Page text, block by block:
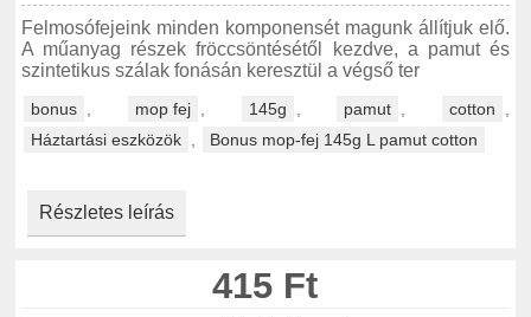
Felmosófejeink minden komponensét magunk állítjuk elő.
A műanyag részek fröccsöntésétől kezdve, a pamut és
szintetikus szálak fonásán keresztül a végső ter
bonus , mop fej , 145g , pamut , cotton
,
Háztartási eszközök , Bonus mop-fej 145g L pamut cotton
Részletes leírás
415 Ft